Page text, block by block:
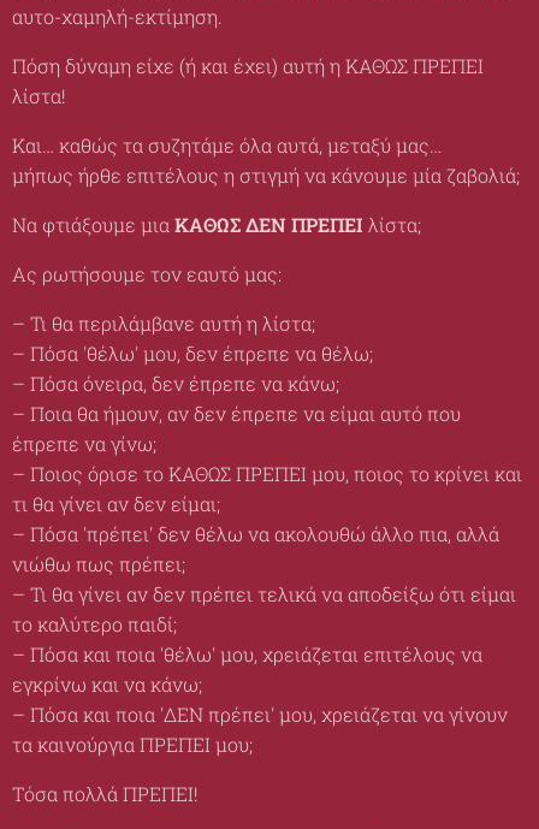
αυτο-χαμηλή-εκτίμηση.
Πόση δύναμη είχε (ή και έχει) αυτή η ΚΑΘΩΣ ΠΡΕΠΕΙ
λίστα!
Και… καθώς τα συζητάμε όλα αυτά, μεταξύ μας…
μήπως ήρθε επιτέλους η στιγμή να κάνουμε μία ζαβολιά;
Να φτιάξουμε μια ΚΑΘΩΣ ΔΕΝ ΠΡΕΠΕΙ λίστα;
Ας ρωτήσουμε τον εαυτό μας:
– Τι θα περιλάμβανε αυτή η λίστα;
– Πόσα 'θέλω' μου, δεν έπρεπε να θέλω;
– Πόσα όνειρα, δεν έπρεπε να κάνω;
– Ποια θα ήμουν, αν δεν έπρεπε να είμαι αυτό που
έπρεπε να γίνω;
– Ποιος όρισε το ΚΑΘΩΣ ΠΡΕΠΕΙ μου, ποιος το κρίνει και
τι θα γίνει αν δεν είμαι;
– Πόσα 'πρέπει' δεν θέλω να ακολουθώ άλλο πια, αλλά
νιώθω πως πρέπει;
– Τι θα γίνει αν δεν πρέπει τελικά να αποδείξω ότι είμαι
το καλύτερο παιδί;
– Πόσα και ποια 'θέλω' μου, χρειάζεται επιτέλους να
εγκρίνω και να κάνω;
– Πόσα και ποια 'ΔΕΝ πρέπει' μου, χρειάζεται να γίνουν
τα καινούργια ΠΡΕΠΕΙ μου;
Tόσα πολλά ΠΡΕΠΕΙ!